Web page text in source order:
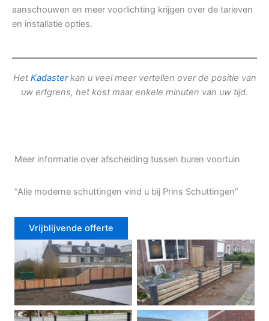
aanschouwen en meer voorlichting krijgen over de tarieven
en installatie opties.
Het Kadasterkan u veel meer vertellen over de positie van
uw erfgrens, het kost maar enkele minuten van uw tijd.
Meer informatie over afscheiding tussen buren voortuin
“Alle moderne schuttingen vind u bij Prins Schuttingen”
Vrijblijvende offerte
Douglas schutting Tuinhek voortuin